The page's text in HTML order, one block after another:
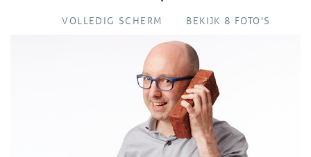
VOLLEDIG SCHERM BEKIJK 8 FOTO'S